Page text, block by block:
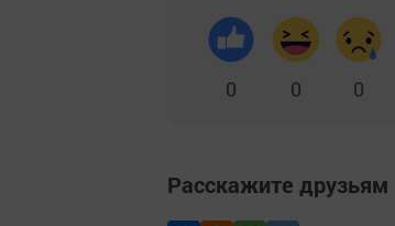
0 0 0
Расскажите друзьям